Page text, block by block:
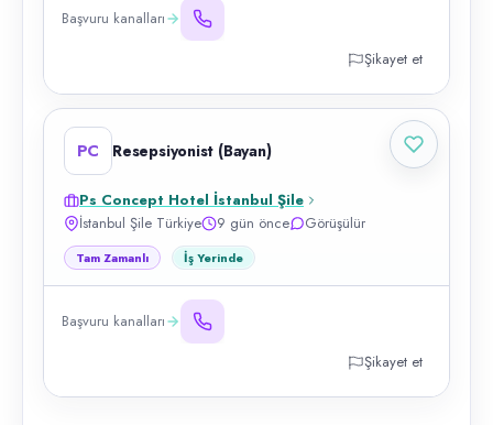
Başvuru kanalları
Şikayet et
PC Resepsiyonist (Bayan)
Ps Concept Hotel İstanbul Şile
İstanbul Şile Türkiye
9 gün önce Görüşülür
Tam Zamanlı İş Yerinde
Başvuru kanalları
Şikayet et